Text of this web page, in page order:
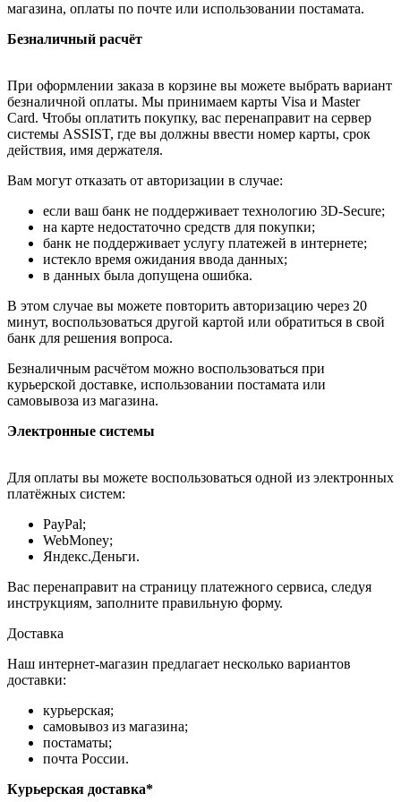
магазина, оплаты по почте или использовании постамата.
Безналичный расчёт
При оформлении заказа в корзине вы можете выбрать вариант
безналичной оплаты. Мы принимаем карты Visa и Master
Card. Чтобы оплатить покупку, вас перенаправит на сервер
системы ASSIST, где вы должны ввести номер карты, срок
действия, имя держателя.
Вам могут отказать от авторизации в случае:
если ваш банк не поддерживает технологию 3D-Secure;
на карте недостаточно средств для покупки;
банк не поддерживает услугу платежей в интернете;
истекло время ожидания ввода данных;
в данных была допущена ошибка.
В этом случае вы можете повторить авторизацию через 20
минут, воспользоваться другой картой или обратиться в свой
банк для решения вопроса.
Безналичным расчётом можно воспользоваться при
курьерской доставке, использовании постамата или
самовывоза из магазина.
Электронные системы
Для оплаты вы можете воспользоваться одной из электронных
платёжных систем:
PayPal;
WebMoney;
Яндекс.Деньги.
Вас перенаправит на страницу платежного сервиса, следуя
инструкциям, заполните правильную форму.
Доставка
Наш интернет-магазин предлагает несколько вариантов
доставки:
курьерская;
самовывоз из магазина;
постаматы;
почта России.
Курьерская доставка*